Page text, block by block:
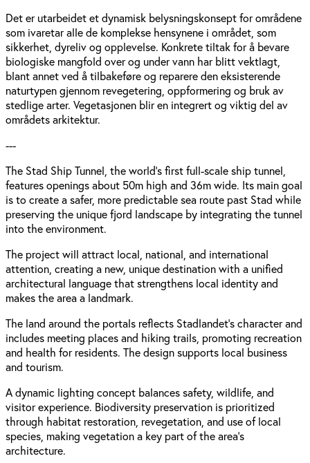
Det er utarbeidet et dynamisk belysningskonsept for områdene
som ivaretar alle de komplekse hensynene i området, som
sikkerhet, dyreliv og opplevelse. Konkrete tiltak for å bevare
biologiske mangfold over og under vann har blitt vektlagt,
blant annet ved å tilbakeføre og reparere den eksisterende
naturtypen gjennom revegetering, oppformering og bruk av
stedlige arter. Vegetasjonen blir en integrert og viktig del av
områdets arkitektur.
---
The Stad Ship Tunnel, the world’s first full-scale ship tunnel,
features openings about 50m high and 36m wide. Its main goal
is to create a safer, more predictable sea route past Stad while
preserving the unique fjord landscape by integrating the tunnel
into the environment.
The project will attract local, national, and international
attention, creating a new, unique destination with a unified
architectural language that strengthens local identity and
makes the area a landmark.
The land around the portals reflects Stadlandet’s character and
includes meeting places and hiking trails, promoting recreation
and health for residents. The design supports local business
and tourism.
A dynamic lighting concept balances safety, wildlife, and
visitor experience. Biodiversity preservation is prioritized
through habitat restoration, revegetation, and use of local
species, making vegetation a key part of the area's
architecture.